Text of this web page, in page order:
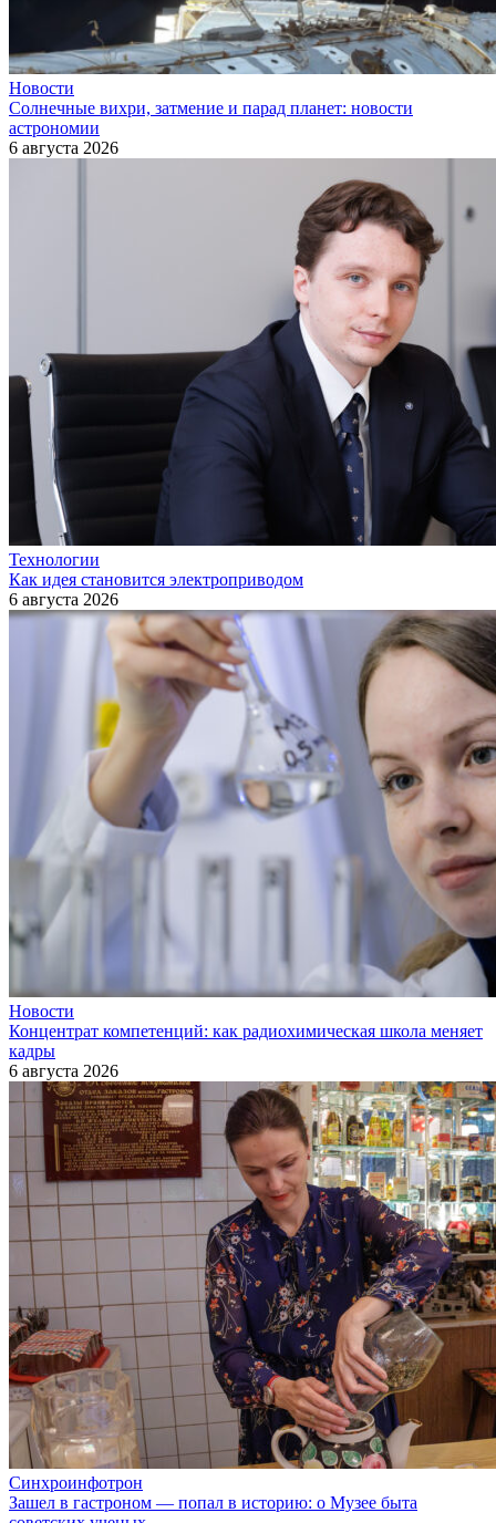
Новости
Солнечные вихри, затмение и парад планет: новости
астрономии
6 августа 2026
Технологии
Как идея становится электроприводом
6 августа 2026
Новости
Концентрат компетенций: как радиохимическая школа меняет
кадры
6 августа 2026
Синхроинфотрон
Зашел в гастроном — попал в историю: о Музее быта